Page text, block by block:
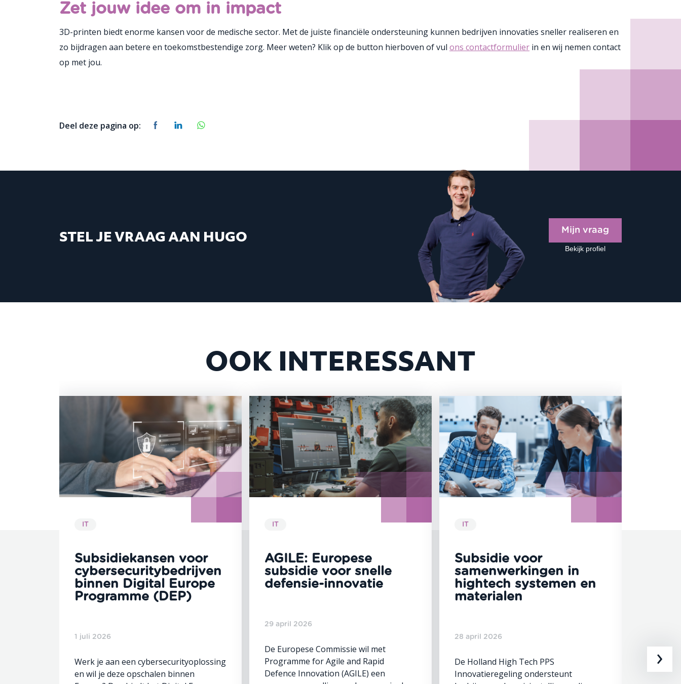
Zet jouw idee om in impact
3D-printen biedt enorme kansen voor de medische sector. Met de juiste financiële ondersteuning kunnen bedrijven innovaties sneller realiseren en
zo bijdragen aan betere en toekomstbestendige zorg. Meer weten? Klik op de button hierboven of vul ons contactformulier in en wij nemen contact
op met jou.
Deel deze pagina op:
STEL JE VRAAG AAN HUGO Mijn vraag
Bekijk profiel
OOK INTERESSANT
IT
Subsidiekansen voor
cybersecuritybedrijven
binnen Digital Europe
Programme (DEP)
1 juli 2026
Werk je aan een cybersecurityoplossing
en wil je deze opschalen binnen
IT
AGILE: Europese
subsidie voor snelle
defensie-innovatie
29 april 2026
De Europese Commissie wil met
Programme for Agile and Rapid
Defence Innovation (AGILE) een
IT
Subsidie voor
samenwerkingen in
hightech systemen en
materialen
28 april 2026
De Holland High Tech PPS
Innovatieregeling ondersteunt
De
de
neemt
›